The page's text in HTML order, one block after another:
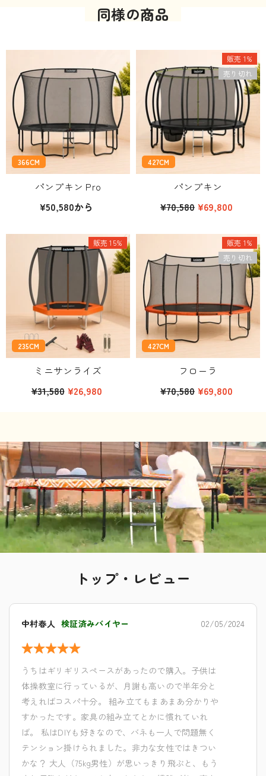
同様の商品
366CM
パンプキン Pro
¥50,580から
販売 1%
売り切れ
427CM
パンプキン
¥70,580 ¥69,800
販売 15%
235CM
ミニサンライズ
¥31,580 ¥26,980
販売 1%
売り切れ
427CM
フローラ
¥70,580 ¥69,800
トップ・レビュー
中村春人 検証済みバイヤー 02/05/2024
うちはギリギリスペースがあったので購入。子供は
体操教室に行っているが、月謝も高いので半年分と
考えればコスパ十分。 組み立てもまあまあ分かりや
すかったです。家具の組み立てとかに慣れていれ
ば。 私はDIYも好きなので、バネも一人で問題無く
テンション掛けられました。非力な女性ではきつい
かな？ 大人（75kg男性）が思いっきり飛ぶと、もう